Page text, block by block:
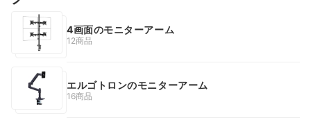
4画面のモニターアーム
12商品
エルゴトロンのモニターアーム
16商品